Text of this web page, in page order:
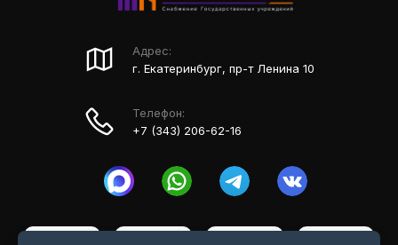
Адрес:
г. Екатеринбург, пр-т Ленина 10
Телефон:
+7 (343) 206-62-16